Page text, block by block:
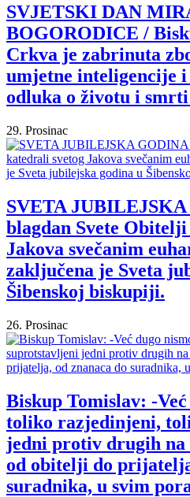
SVJETSKI DAN
BOGORODICE /
Crkva je zabrinuta
umjetne inteligencije
odluka o životu i
29. Prosinac
SVETA
blagdan Svete
Jakova svečanim
zaključena je Sveta
Šibenskoj biskupiji.
26. Prosinac
Biskup Tomislav: -
toliko razjedinjeni,
jedni protiv drugih na
od obitelji do
suradnika, u svim